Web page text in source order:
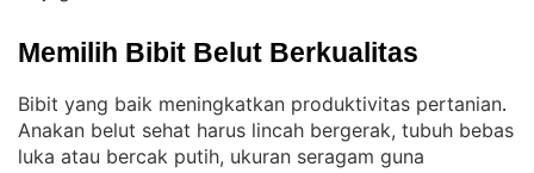
Memilih Bibit Belut Berkualitas
Bibit yang baik meningkatkan produktivitas pertanian
Anakan belut sehat harus lincah bergerak, tubuh bebas
luka atau bercak putih, ukuran seragam guna